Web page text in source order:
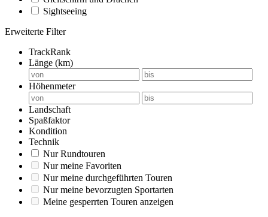
Sightseeing
Erweiterte Filter
TrackRank
Länge (km)
Höhenmeter
Landschaft
Spaßfaktor
Kondition
Technik
Nur Rundtouren
Nur meine Favoriten
Nur meine durchgeführten Touren
Nur meine bevorzugten Sportarten
Meine gesperrten Touren anzeigen